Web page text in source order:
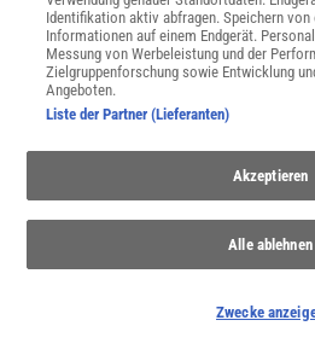
Wald und Waldsterben
Waldsterben scheint heute kein Thema
mit den Schlagzeilen in den 1980er
Identifikation aktiv abfragen. Speichern
Informationen auf einem Endgerät.
Messung von Werbeleistung und der
Zielgruppenforschung sowie Entwicklung
Angeboten.
Liste der Partner (Lieferanten)
Akzeptieren
Alle ablehnen
Zwecke